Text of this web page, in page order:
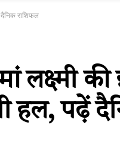
राशिफल
की
हल, पढ़ें